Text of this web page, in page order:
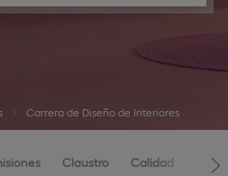
Carrera de Diseño de Interiores
Claustro Calidad